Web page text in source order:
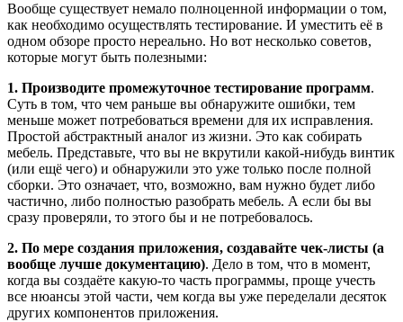
Вообще существует немало полноценной информации о том,
как необходимо осуществлять тестирование. И уместить её в
одном обзоре просто нереально. Но вот несколько советов,
которые могут быть полезными:
1. Производите промежуточное тестирование программ.
Суть в том, что чем раньше вы обнаружите ошибки, тем
меньше может потребоваться времени для их исправления.
Простой абстрактный аналог из жизни. Это как собирать
мебель. Представьте, что вы не вкрутили какой-нибудь винтик
(или ещё чего) и обнаружили это уже только после полной
сборки. Это означает, что, возможно, вам нужно будет либо
частично, либо полностью разобрать мебель. А если бы вы
сразу проверяли, то этого бы и не потребовалось.
2. По мере создания приложения, создавайте чек-листы (а
вообще лучше документацию). Дело в том, что в момент,
когда вы создаёте какую-то часть программы, проще учесть
все нюансы этой части, чем когда вы уже переделали десяток
других компонентов приложения.